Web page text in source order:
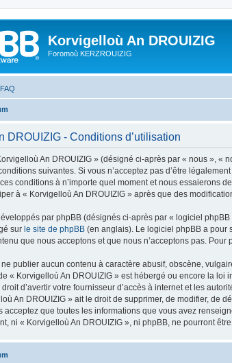
Korvigelloù An DROUIZIG
Foromoù KERZROUIZIG
FAQ
DROUIZIG - Conditions d’utilisation
An DROUIZIG » (désigné ci-après par « nous », «
suivantes. Si vous n’acceptez pas d’être
conditions à n’importe quel moment et nous essaierons
à « Korvigelloù An DROUIZIG » après que des
par phpBB (désignés ci-après par « logiciel
sur le site de phpBB (en anglais). Le logiciel phpBB a pour
que nous acceptons et que nous n’acceptons pas.
publier aucun contenu à caractère abusif, obscène,
« Korvigelloù An DROUIZIG » est hébergé ou encore la
d’avertir votre fournisseur d’accès à internet et les
An DROUIZIG » ait le droit de supprimer, de modifier, de
acceptez que toutes les informations que vous avez
ni « Korvigelloù An DROUIZIG », ni phpBB, ne pourront